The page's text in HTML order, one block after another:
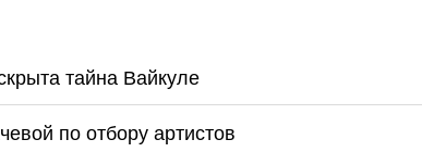
тайна Вайкуле
по отбору артистов